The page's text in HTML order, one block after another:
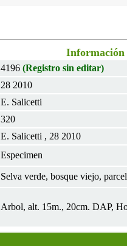
Información
4196 (Registro sin editar)
28 2010
E. Salicetti
320
E. Salicetti , 28 2010
Especimen
Selva verde, bosque viejo,
Arbol, alt. 15m., 20cm. DAP,